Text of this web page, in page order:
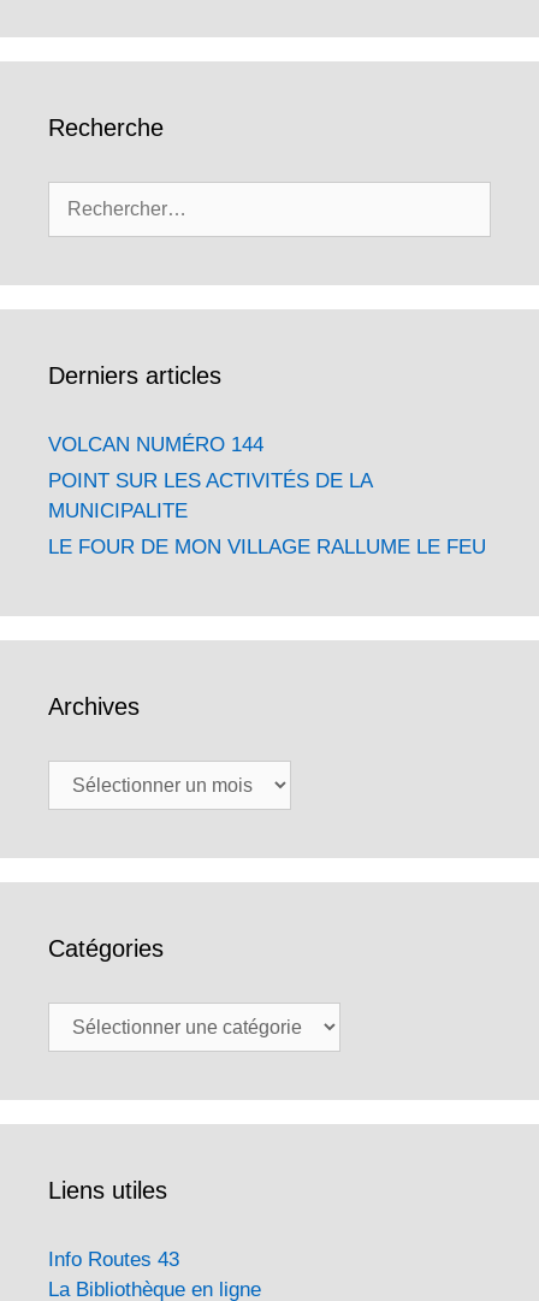
Recherche
Derniers articles
VOLCAN NUMÉRO 144
POINT SUR LES ACTIVITÉS DE LA
MUNICIPALITE
LE FOUR DE MON VILLAGE RALLUME LE FEU
Archives
Archives
Catégories
Catégories
Liens utiles
Info Routes 43
La Bibliothèque en ligne